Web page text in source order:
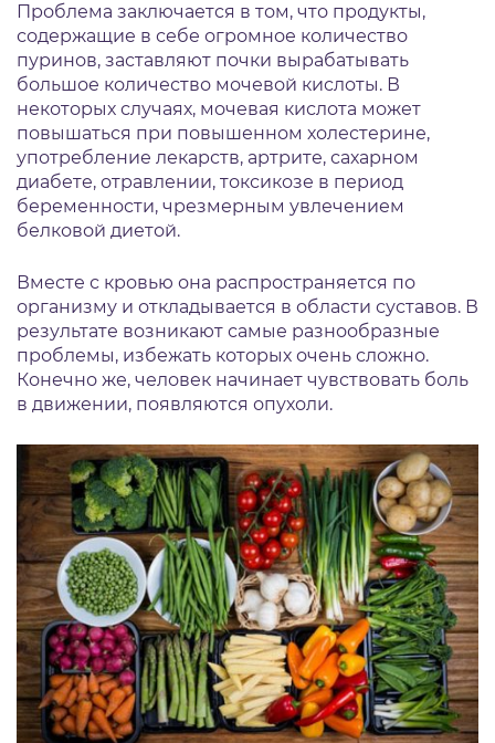
Проблема заключается в том, что продукты,
содержащие в себе огромное количество
пуринов, заставляют почки вырабатывать
большое количество мочевой кислоты. В
некоторых случаях, мочевая кислота может
повышаться при повышенном холестерине,
употребление лекарств, артрите, сахарном
диабете, отравлении, токсикозе в период
беременности, чрезмерным увлечением
белковой диетой.
Вместе с кровью она распространяется по
организму и откладывается в области суставов. В
результате возникают самые разнообразные
проблемы, избежать которых очень сложно.
Конечно же, человек начинает чувствовать боль
в движении, появляются опухоли.